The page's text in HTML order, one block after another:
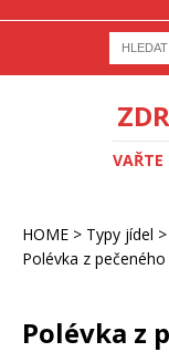
VAŘTE
HOME > Typy jídel >
Polévka z
Polévka z